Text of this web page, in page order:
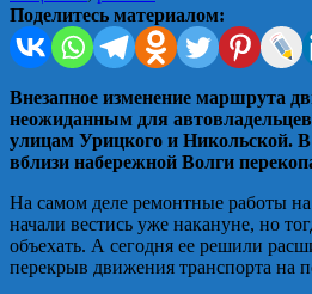
Поделитесь материалом:
Внезапное изменение маршрута
неожиданным для
улицам Урицкого и Никольской.
вблизи набережной Волги
На самом деле ремонтные работы
начали вестись уже накануне, но
объехать. А сегодня ее решили
перекрыв движения транспорта на